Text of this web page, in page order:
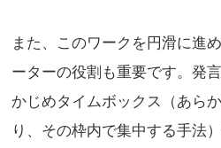
また、このワークを円滑に進
ーターの役割も重要です。発
かじめタイムボックス（あら
り、その枠内で集中する手法